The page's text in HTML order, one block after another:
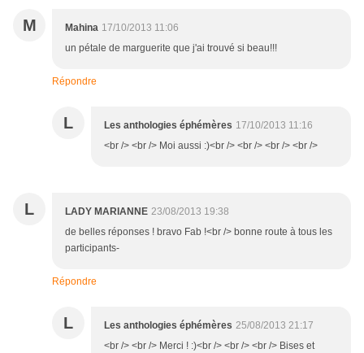
M Mahina 17/10/2013 11:06
un pétale de marguerite que j'ai trouvé si beau!!!
Répondre
L Les anthologies éphémères 17/10/2013 11:16
<br /> <br /> Moi aussi :)<br /> <br /> <br /> <br />
L LADY MARIANNE 23/08/2013 19:38
de belles réponses ! bravo Fab !<br /> bonne route à tous les
participants-
Répondre
L Les anthologies éphémères 25/08/2013 21:17
<br /> <br /> Merci ! :)<br /> <br /> <br /> Bises et